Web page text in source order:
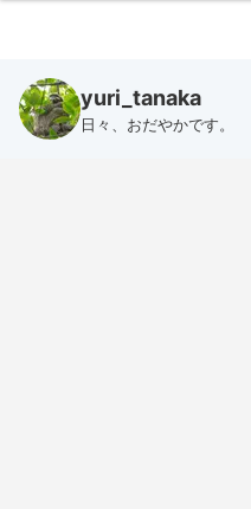
yuri_tanaka
日々、おだやかです。